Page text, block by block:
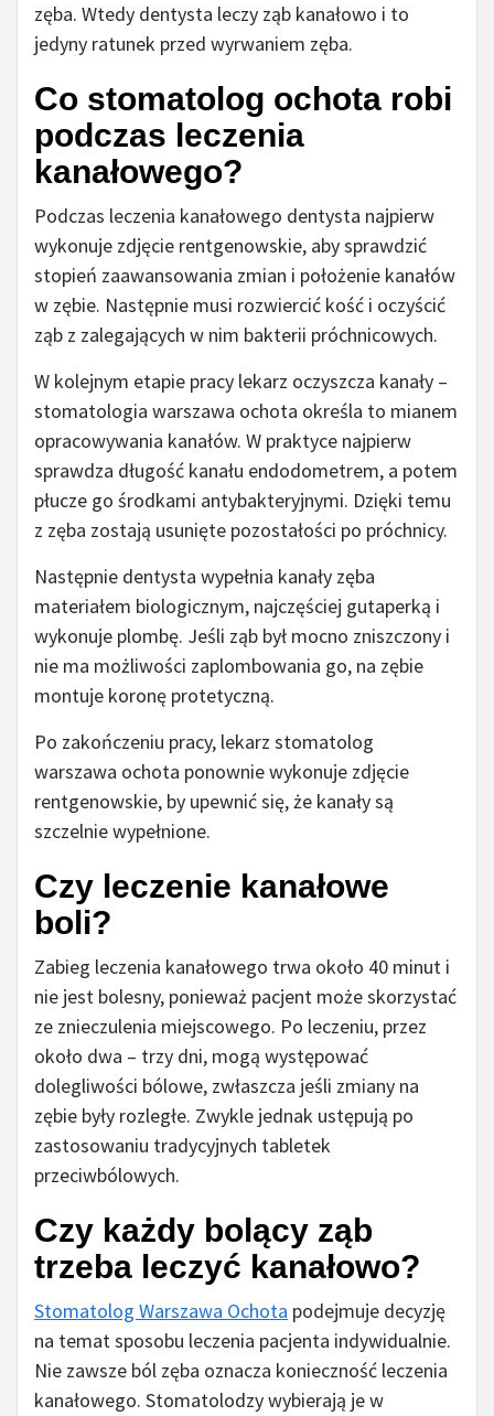
zęba. Wtedy dentysta leczy ząb kanałowo i to
jedyny ratunek przed wyrwaniem zęba.
Co stomatolog ochota robi
podczas leczenia
kanałowego?
Podczas leczenia kanałowego dentysta najpierw
wykonuje zdjęcie rentgenowskie, aby sprawdzić
stopień zaawansowania zmian i położenie kanałów
w zębie. Następnie musi rozwiercić kość i oczyścić
ząb z zalegających w nim bakterii próchnicowych.
W kolejnym etapie pracy lekarz oczyszcza kanały –
stomatologia warszawa ochota określa to mianem
opracowywania kanałów. W praktyce najpierw
sprawdza długość kanału endodometrem, a potem
płucze go środkami antybakteryjnymi. Dzięki temu
z zęba zostają usunięte pozostałości po próchnicy.
Następnie dentysta wypełnia kanały zęba
materiałem biologicznym, najczęściej gutaperką i
wykonuje plombę. Jeśli ząb był mocno zniszczony i
nie ma możliwości zaplombowania go, na zębie
montuje koronę protetyczną.
Po zakończeniu pracy, lekarz stomatolog
warszawa ochota ponownie wykonuje zdjęcie
rentgenowskie, by upewnić się, że kanały są
szczelnie wypełnione.
Czy leczenie kanałowe
boli?
Zabieg leczenia kanałowego trwa około 40 minut i
nie jest bolesny, ponieważ pacjent może skorzystać
ze znieczulenia miejscowego. Po leczeniu, przez
około dwa – trzy dni, mogą występować
dolegliwości bólowe, zwłaszcza jeśli zmiany na
zębie były rozległe. Zwykle jednak ustępują po
zastosowaniu tradycyjnych tabletek
przeciwbólowych.
Czy każdy bolący ząb
trzeba leczyć kanałowo?
Stomatolog Warszawa Ochota podejmuje decyzję
na temat sposobu leczenia pacjenta indywidualnie.
Nie zawsze ból zęba oznacza konieczność leczenia
kanałowego. Stomatolodzy wybierają je w